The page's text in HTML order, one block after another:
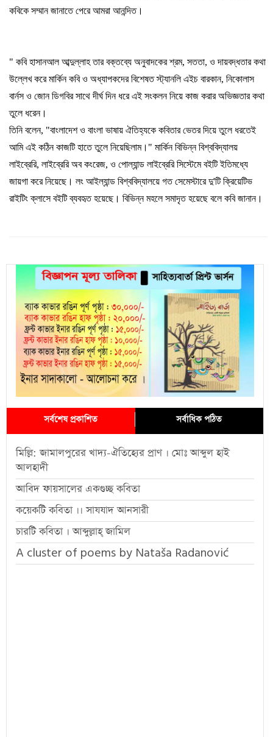
কবিকে সম্মান জানাতে পেরে আমরা আনন্দিত।
" কবি হাসানআল আব্দুল্লাহ তার বক্তব্যে অনুবাদকের শ্রম, সততা, ও দায়বদ্ধতার কথা
উল্লেখ করে মার্কিন কবি ও অধ্যাপকদের বিশেষত স্ট্যানলি এইচ বারকান, নিকোলাস
বার্নস ও জোন ডিগবির সাথে দীর্ঘ দিন ধরে এই সংকলন নিয়ে কাজ করার অভিজ্ঞতার কথা
তুলে ধরেন।
তিনি বলেন, "বাংলাদেশ ও বাংলা ভাষায় ঐতিহ্যকে কবিতার ভেতর দিয়ে তুলে ধরতেই
আমি এই কঠিন কাজটি হাতে তুলে নিয়েছিলাম। " মার্কিন বিভিন্ন বিশ্ববিদ্যালয়
লাইব্রেরি, লাইব্রেরি অব কংরেজ, ও পোল্যান্ড লাইব্রেরি সিস্টেমে বইটি ইতিমধ্যে
জায়গা করে নিয়েছে। লং আইল্যান্ড বিশ্ববিদ্যালয়ে গত সেমেস্টারে দু'টি ক্রিয়েটিভ
রাইটিং ক্লাসে বইটি ব্যবহৃত হয়েছে। বিভিন্ন মহলে সমাদৃত হয়েছে বলে কবি জানান।
সর্বশেষ প্রকাশিত সর্বাধিক পঠিত
মিল্লি: জামালপুরের খাদ্য-ঐতিহ্যের প্রাণ । মোঃ আব্দুল হাই
আলহাদী
আবিদ ফায়সালের একগুচ্ছ কবিতা
কয়েকটি কবিতা ।। সাযযাদ আনসারী
চারটি কবিতা । আব্দুল্লাহ্ জামিল
A cluster of poems by Nataša Radanović